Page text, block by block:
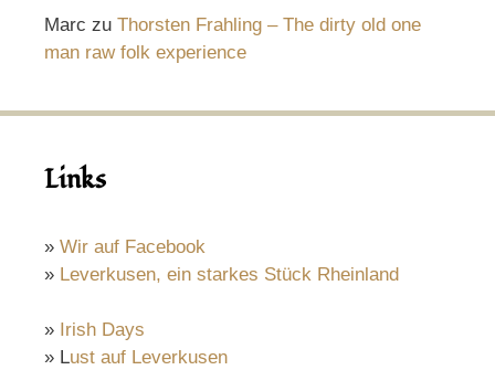
Marc zu Thorsten Frahling – The dirty old one
man raw folk experience
Links
» Wir auf Facebook
» Leverkusen, ein starkes Stück Rheinland
» Irish Days
» Lust auf Leverkusen